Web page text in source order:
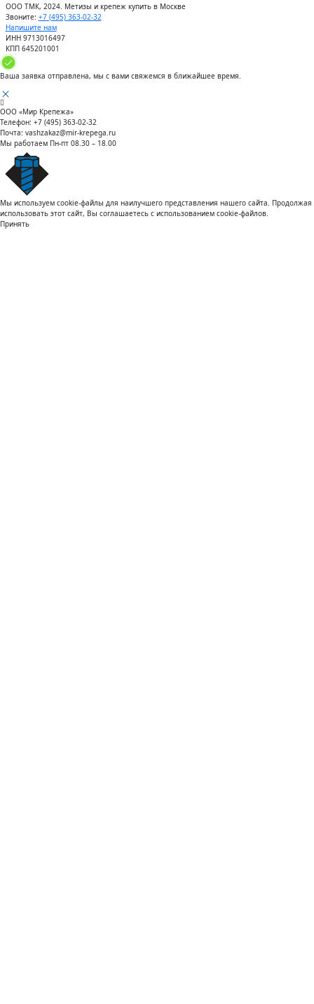
ООО ТМК, 2024. Метизы и крепеж купить в Москве
Звоните: +7 (495) 363-02-32
Напишите нам
ИНН 9713016497
КПП 645201001
Ваша заявка отправлена, мы с вами свяжемся в ближайшее время.
ООО «Мир Крепежа»
Телефон: +7 (495) 363-02-32
Почта: vashzakaz@mir-krepega.ru
Мы работаем Пн-пт 08.30 – 18.00
Мы используем cookie-файлы для наилучшего представления нашего сайта. Продолжая
использовать этот сайт, Вы соглашаетесь с использованием cookie-файлов.
Принять